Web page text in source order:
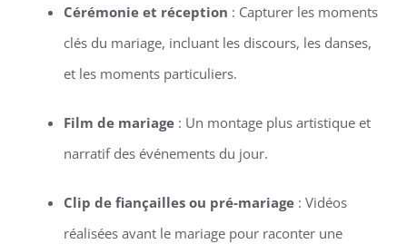
Cérémonie et réception : Capturer les moments
clés du mariage, incluant les discours, les danses,
et les moments particuliers.
Film de mariage: Un montage plus artistique et
narratif des événements du jour.
Clip de fiançailles ou pré-mariage: Vidéos
réalisées avant le mariage pour raconter une